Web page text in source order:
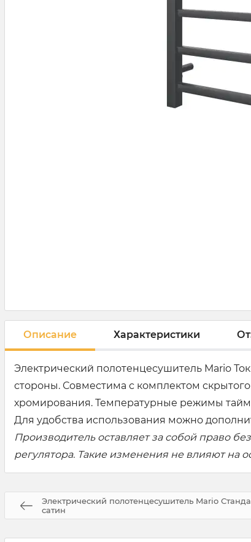
Описание Характеристики
Электрический полотенцесушитель Mario
стороны. Совместима с комплектом
хромирования. Температурные режимы
Для удобства использования можно
Производитель оставляет за собой право
регулятора. Такие изменения не влияют на
Электрический полотенцесушитель Mario
сатин